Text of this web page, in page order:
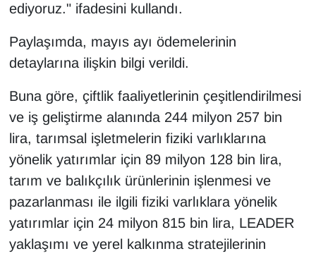
ediyoruz." ifadesini kullandı.
Paylaşımda, mayıs ayı ödemelerinin
detaylarına ilişkin bilgi verildi.
Buna göre, çiftlik faaliyetlerinin çeşitlendirilmesi
ve iş geliştirme alanında 244 milyon 257 bin
lira, tarımsal işletmelerin fiziki varlıklarına
yönelik yatırımlar için 89 milyon 128 bin lira,
tarım ve balıkçılık ürünlerinin işlenmesi ve
pazarlanması ile ilgili fiziki varlıklara yönelik
yatırımlar için 24 milyon 815 bin lira, LEADER
yaklaşımı ve yerel kalkınma stratejilerinin
MAGAZİN
MEDYA
ONE EKONOMİ
POLİTİKA
Resmi İlanlar
RÖPORTAJ
SAĞLIK